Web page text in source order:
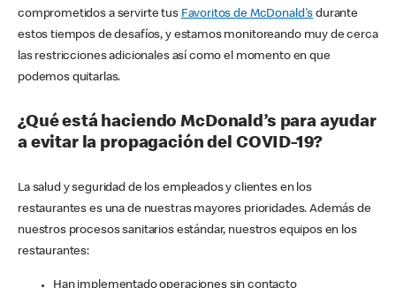
comprometidos a servirte tus Favoritos de McDonald's durante
estos tiempos de desafíos, y estamos monitoreando muy de cerca
las restricciones adicionales así como el momento en que
podemos quitarlas.
¿Qué está haciendo McDonald’s para ayudar
a evitar la propagación del COVID-19?
La salud y seguridad de los empleados y clientes en los
restaurantes es una de nuestras mayores prioridades. Además de
nuestros procesos sanitarios estándar, nuestros equipos en los
restaurantes: